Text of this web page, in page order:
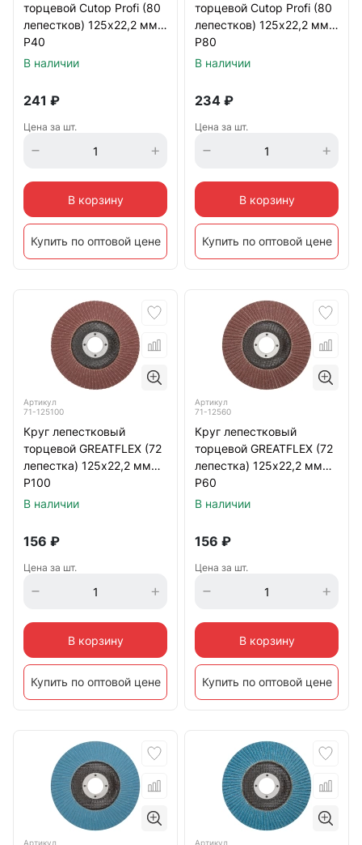
торцевой Cutop Profi (80
лепестков) 125х22,2 мм
Р40
В наличии
241 ₽
Цена за шт.
В корзину
Купить по оптовой цене
торцевой Cutop Profi (80
лепестков) 125х22,2 мм
Р80
В наличии
234 ₽
Цена за шт.
В корзину
Купить по оптовой цене
Артикул
71-125100
Круг лепестковый
торцевой GREATFLEX (72
лепестка) 125х22,2 мм
Р100
В наличии
156 ₽
Цена за шт.
В корзину
Купить по оптовой цене
Артикул
71-12560
Круг лепестковый
торцевой GREATFLEX (72
лепестка) 125х22,2 мм
Р60
В наличии
156 ₽
Цена за шт.
В корзину
Купить по оптовой цене
Артикул Артикул